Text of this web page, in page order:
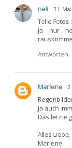
neli 31.
Tolle Fotos
ja nur
Antworten
Marlene
ja auch
Das letzte
Alles Liebe,
Marlene